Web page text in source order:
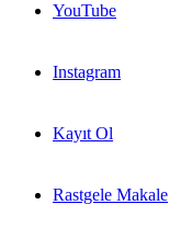
YouTube
Instagram
Kayıt Ol
Rastgele Makale